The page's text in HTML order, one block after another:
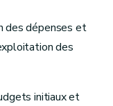
des dépenses et
des
initiaux et